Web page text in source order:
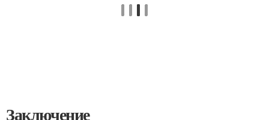
Заключение